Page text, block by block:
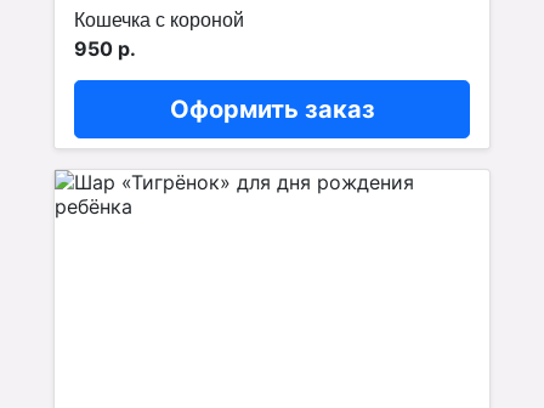
Кошечка с короной
950 р.
Оформить заказ